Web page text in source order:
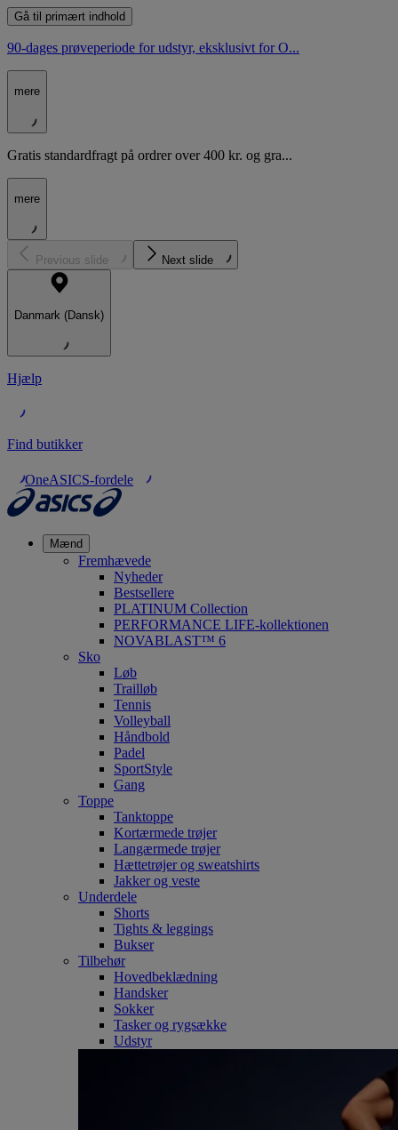
Gå til primært indhold
90-dages prøveperiode for udstyr, eksklusivt for O...
mere
Gratis standardfragt på ordrer over 400 kr. og gra...
mere
Previous slide Next slide
Danmark (Dansk)
Hjælp
Find butikker
OneASICS-fordele
Mænd
Fremhævede
Nyheder
Bestsellere
PLATINUM Collection
PERFORMANCE LIFE-kollektionen
NOVABLAST™ 6
Sko
Løb
Trailløb
Tennis
Volleyball
Håndbold
Padel
SportStyle
Gang
Toppe
Tanktoppe
Kortærmede trøjer
Langærmede trøjer
Hættetrøjer og sweatshirts
Jakker og veste
Underdele
Shorts
Tights & leggings
Bukser
Tilbehør
Hovedbeklædning
Handsker
Sokker
Tasker og rygsække
Udstyr